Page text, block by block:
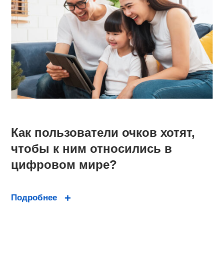
Как пользователи очков хотят,
чтобы к ним относились в
цифровом мире?
Подробнее